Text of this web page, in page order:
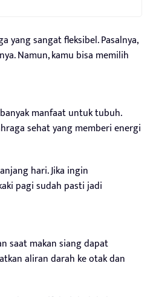
yang sangat fleksibel. Pasalnya,
Namun, kamu bisa memilih
manfaat untuk tubuh.
sehat yang memberi energi
hari. Jika ingin
pagi sudah pasti jadi
saat makan siang dapat
aliran darah ke otak dan